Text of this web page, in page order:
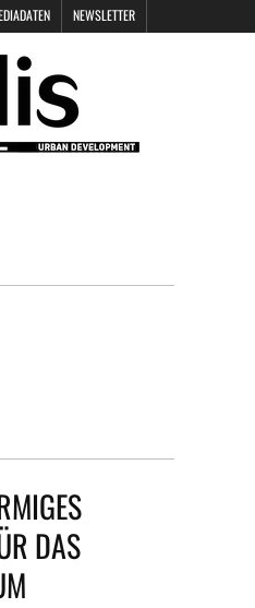
NEWSLETTER
DATENSCHUTZ
DAS